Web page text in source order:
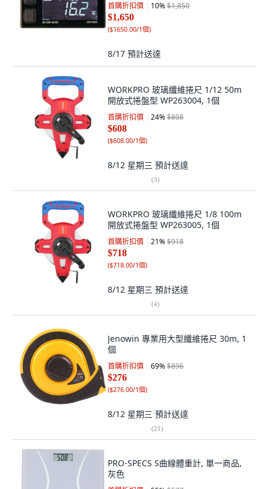
首購折扣價 10%$1,850
$1,650
($1650.00/1個)
8/17 預計送達
WORKPRO 玻璃纖維捲尺 1/12 50m
開放式捲盤型 WP263004, 1個
首購折扣價 24%$808
$608
($608.00/1個)
8/12 星期三 預計送達
(3)
WORKPRO 玻璃纖維捲尺 1/8 100m
開放式捲盤型 WP263005, 1個
首購折扣價 21%$918
$718
($718.00/1個)
8/12 星期三 預計送達
(4)
Jenowin 專業用大型纖維捲尺 30m, 1
個
首購折扣價 69%$896
$276
($276.00/1個)
8/12 星期三 預計送達
(21)
PRO-SPECS S曲線體重計, 單一商品,
灰色